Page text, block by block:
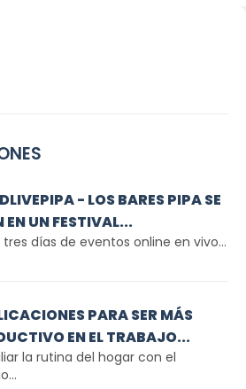
- LOS BARES PIPA SE
EN UN FESTIVAL...
tres días de eventos online en vivo...
PARA SER MÁS
EN EL TRABAJO...
la rutina del hogar con el